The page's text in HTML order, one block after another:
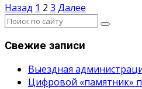
Пагинация
записей
Назад 1 2 3 Далее
Свежие записи
Выездная
Цифровой «памятник»